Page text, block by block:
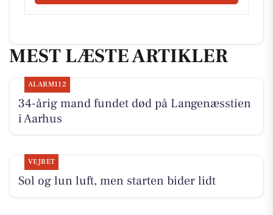
MEST LÆSTE ARTIKLER
ALARM112
34-årig mand fundet død på Langenæsstien
i Aarhus
VEJRET
Sol og lun luft, men starten bider lidt